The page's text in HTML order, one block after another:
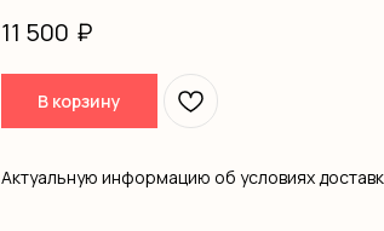
11 500 ₽
В корзину
Актуальную информацию об условиях